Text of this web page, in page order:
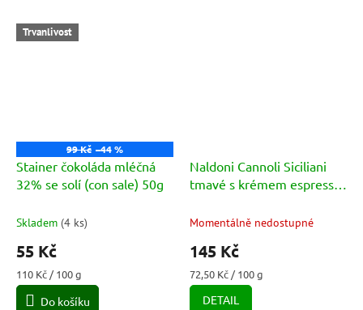
Trvanlivost
99 Kč –44 %
Stainer čokoláda mléčná
32% se solí (con sale) 50g
Skladem (4 ks)
55 Kč
Měrná
cena:
110 Kč / 100 g
Do košíku
Naldoni Cannoli Siciliani
tmavé s krémem espresso
Momentálně nedostupné
145 Kč
Měrná
cena:
72,50 Kč / 100 g
DETAIL